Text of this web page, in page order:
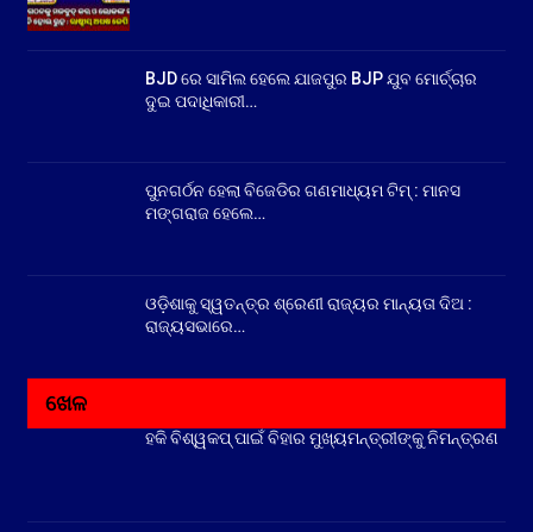
BJD ରେ ସାମିଲ ହେଲେ ଯାଜପୁର BJP ଯୁବ ମୋର୍ଚ୍ଚାର
ଦୁଇ ପଦାଧିକାରୀ…
ପୁନଗର୍ଠନ ହେଲା ବିଜେଡିର ଗଣମାଧ୍ୟମ ଟିମ୍ : ମାନସ
ମଙ୍ଗରାଜ ହେଲେ…
ଓଡ଼ିଶାକୁ ସ୍ୱତନ୍ତ୍ର ଶ୍ରେଣୀ ରାଜ୍ୟର ମାନ୍ୟତା ଦିଅ :
ରାଜ୍ୟସଭାରେ…
ଖେଳ
ହକି ବିଶ୍ୱକପ୍ ପାଇଁ ବିହାର ମୁଖ୍ୟମନ୍ତ୍ରୀଙ୍କୁ ନିମନ୍ତ୍ରଣ